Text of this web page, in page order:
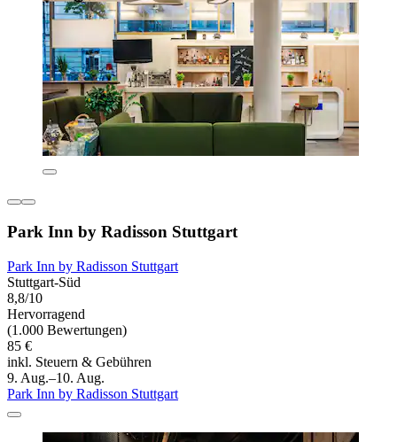
Park Inn by Radisson Stuttgart
Park Inn by Radisson Stuttgart
Stuttgart-Süd
8,8/10
Hervorragend
(1.000 Bewertungen)
85 €
inkl. Steuern & Gebühren
9. Aug.–10. Aug.
Park Inn by Radisson Stuttgart